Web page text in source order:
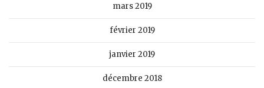
mars 2019
février 2019
janvier 2019
décembre 2018